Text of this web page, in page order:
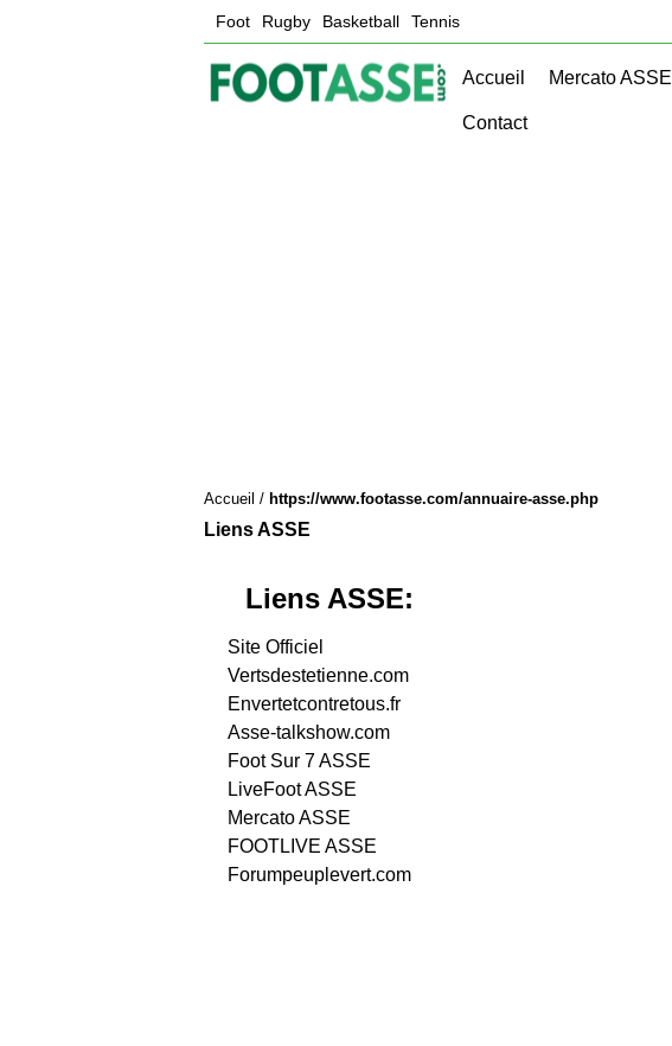
Foot Rugby Basketball Tennis
Accueil Mercato ASSE
Contact
Accueil / https://www.footasse.com/annuaire-asse.php
Liens ASSE
Liens ASSE:
Site Officiel
Vertsdestetienne.com
Envertetcontretous.fr
Asse-talkshow.com
Foot Sur 7 ASSE
LiveFoot ASSE
Mercato ASSE
FOOTLIVE ASSE
Forumpeuplevert.com